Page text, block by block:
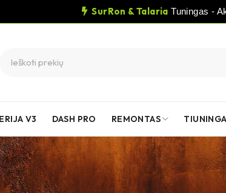
SurRon & Talaria Tuningas -
V3 DASH PRO REMONTAS